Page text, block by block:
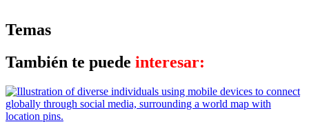
Temas
También te puede interesar: